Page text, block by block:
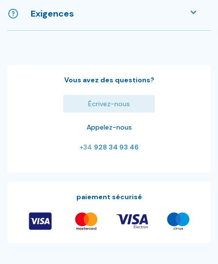
Exigences
Vous avez des questions?
Écrivez-nous
Appelez-nous
+34 928 34 93 46
paiement sécurisé